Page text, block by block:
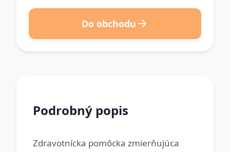
Do obchodu
Podrobný popis
Zdravotnícka pomôcka zmierňujúca